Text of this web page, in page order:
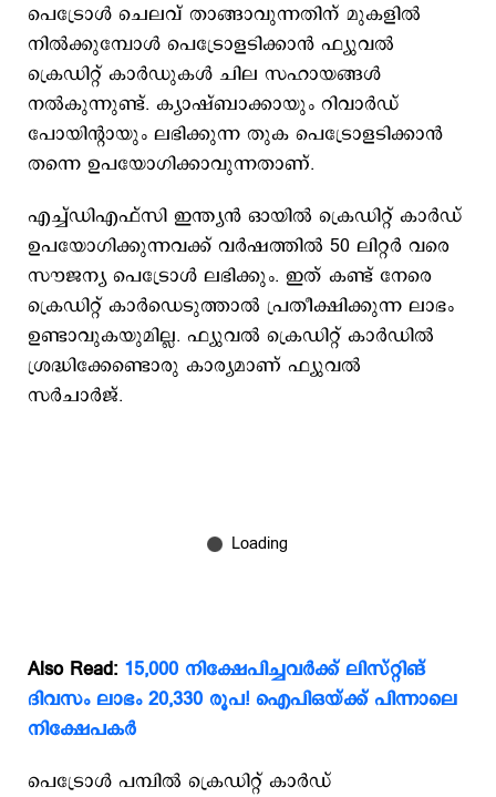
പെട്രോൾ ചെലവ് താങ്ങാവുന്നതിന് മുകളിൽ
നിൽക്കുമ്പോൾ പെട്രോളടിക്കാൻ ഫ്യുവൽ
ക്രെ‍ഡിറ്റ് കാർഡുകൾ ചില സഹായങ്ങൾ
നൽകുന്നുണ്ട്. ക്യാഷ്ബാക്കായും റിവാർഡ്
പോയിന്‍റായും ലഭിക്കുന്ന തുക പെട്രോളടിക്കാൻ
തന്നെ ഉപയോ​ഗിക്കാവുന്നതാണ്.
എച്ച്ഡിഎഫ്സി ഇന്ത്യൻ ഓയിൽ ക്രെഡിറ്റ് കാർ‍ഡ്
ഉപയോ​ഗിക്കുന്നവക്ക് വർഷത്തിൽ 50 ലിറ്റർ വരെ
സൗജന്യ പെട്രോൾ ലഭിക്കും. ഇത് കണ്ട് നേരെ
ക്രെഡിറ്റ് കാർഡെടുത്താൽ പ്രതീക്ഷിക്കുന്ന ലാഭം
ഉണ്ടാവുകയുമില്ല. ഫ്യുവൽ ക്രെഡിറ്റ് കാർഡിൽ
ശ്രദ്ധിക്കേണ്ടൊരു കാര്യമാണ് ഫ്യുവൽ
സർചാർജ്.
Also Read: 15,000 നിക്ഷേപിച്ചവർക്ക് ലിസ്റ്റിങ്
ദിവസം ലാഭം 20,330 രൂപ! ഐപിഒയ്ക്ക് പിന്നാലെ
നിക്ഷേപകർ
പെട്രോൾ പമ്പിൽ ക്രെഡിറ്റ് കാർഡ്